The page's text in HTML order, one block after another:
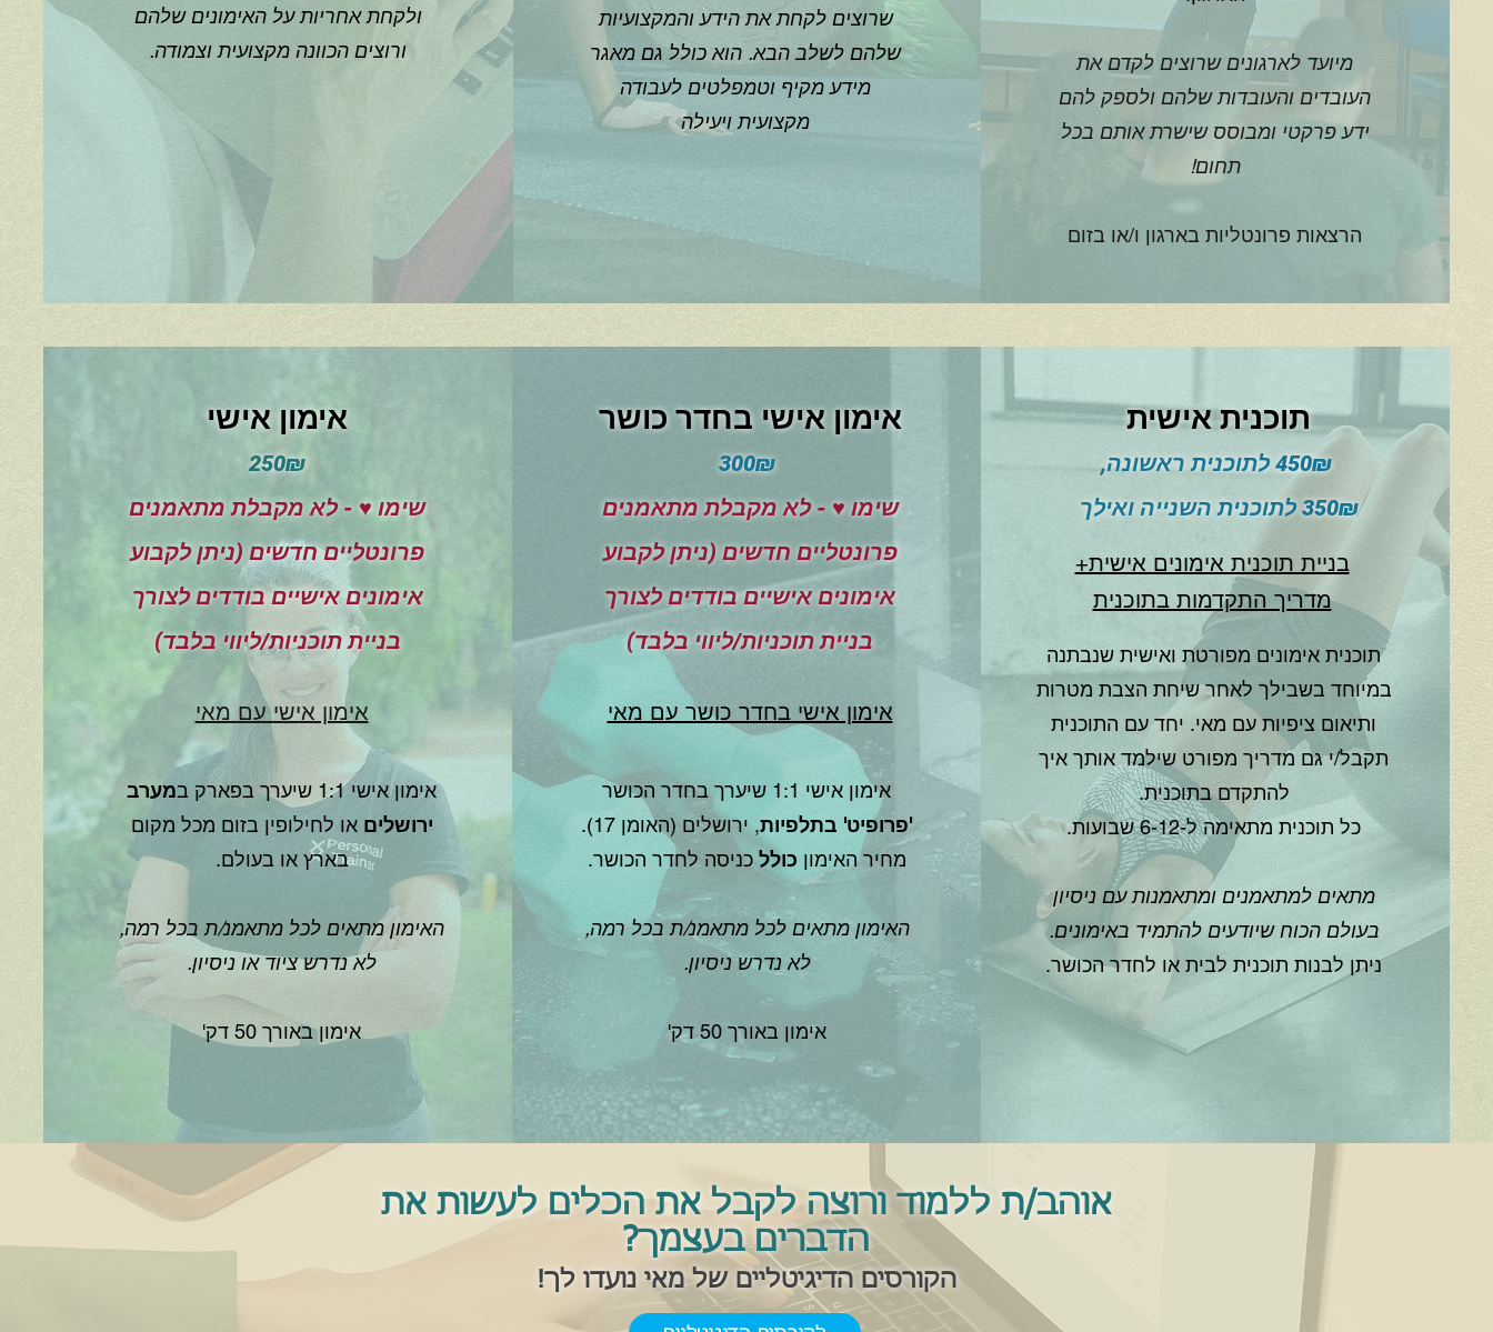
ולקחת אחריות על האימונים שלהם
ורוצים הכוונה מקצועית וצמודה.
שרוצים לקחת את הידע והמקצועיות
שלהם לשלב הבא. הוא כולל גם מאגר
מידע מקיף וטמפלטים לעבודה
מקצועית ויעילה
מיועד לארגונים שרוצים לקדם את
העובדים והעובדות שלהם ולספק להם
ידע פרקטי ומבוסס שישרת אותם בכל
תחום!
הרצאות פרונטליות בארגון ו/או בזום
250₪
שימו ♥ - לא מקבלת מתאמנים
פרונטליים חדשים (ניתן לקבוע
אימונים אישיים בודדים לצורך
בניית תוכניות/ליווי בלבד)
אימון אישי עם מאי
אימון אישי 1:1 שיערך בפארק ב
מערב
ירושלים או לחילופין בזום מכל מקום
בארץ או בעולם.
האימון מתאים לכל מתאמנ/ת בכל רמה,
לא נדרש ציוד או ניסיון.
אימון באורך 50 דק'
אימון אישי בחדר כושר
300₪
שימו ♥ - לא מקבלת מתאמנים
פרונטליים חדשים (ניתן לקבוע
אימונים אישיים בודדים לצורך
בניית תוכניות/ליווי בלבד)
אימון אישי בחדר כושר עם מאי
אימון אישי 1:1 שיערך בחדר הכושר
'פרופיט' בתלפיות
, ירושלים (האומן 17).
מחיר האימון כוללכניסה לחדר הכושר.
האימון מתאים לכל מתאמנ/ת בכל רמה,
לא נדרש ניסיון.
אימון באורך 50 דק'
תוכנית אישית
450₪ לתוכנית ראשונה,
350₪ לתוכנית השנייה ואילך
בניית תוכנית אימונים אישית+
מדריך התקדמות בתוכנית
תוכנית אימונים מפורטת ואישית שנבתנה
במיוחד בשבילך לאחר שיחת הצבת מטרות
ותיאום ציפיות עם מאי. יחד עם התוכנית
תקבל/י גם מדריך מפורט שילמד אותך איך
להתקדם בתוכנית.
​כל תוכנית מתאימה ל-6-12 שבועות.
מתאים למתאמנים ומתאמנות עם ניסיון
בעולם הכוח שיודעים להתמיד באימונים.
ניתן לבנות תוכנית לבית או לחדר הכושר.
אוהב/ת ללמוד ורוצה לקבל את הכלים לעשות את
הדברים בעצמך?
הקורסים הדיגיטליים של מאי נועדו לך!